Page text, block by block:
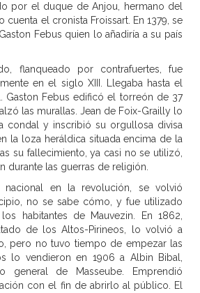
por el duque de Anjou, hermano del
cuenta el cronista Froissart. En 1379, se
Febus quien lo añadiría a su país
flanqueado por contrafuertes, fue
en el siglo XIII. Llegaba hasta el
Gaston Febus edificó el torreón de 37
las murallas. Jean de Foix-Grailly lo
condal y inscribió su orgullosa divisa
la loza heráldica situada encima de la
su fallecimiento, ya casi no se utilizó,
durante las guerras de religión.
nacional en la revolución, se volvió
no se sabe cómo, y fue utilizado
habitantes de Mauvezin. En 1862,
de los Altos-Pirineos, lo volvió a
pero no tuvo tiempo de empezar las
lo vendieron en 1906 a Albin Bibal,
general de Masseube. Emprendió
con el fin de abrirlo al público. El